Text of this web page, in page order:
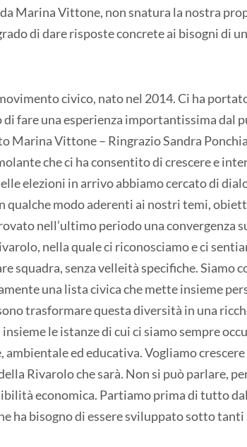
Marina Vittone, non snatura la nostra
di dare risposte concrete ai bisogni di
civico, nato nel 2014. Ci ha
di fare una esperienza importantissima dal
Marina Vittone – Ringrazio Sandra
che ci ha consentito di crescere e
elezioni in arrivo abbiamo cercato di
qualche modo aderenti ai nostri temi,
nell’ultimo periodo una convergenza
nella quale ci riconosciamo e ci
squadra, senza velleità specifiche. Siamo
una lista civica che mette insieme
trasformare questa diversità in una
le istanze di cui ci siamo sempre
ambientale ed educativa. Vogliamo
Rivarolo che sarà. Non si può parlare,
economica. Partiamo prima di tutto
ha bisogno di essere sviluppato sotto